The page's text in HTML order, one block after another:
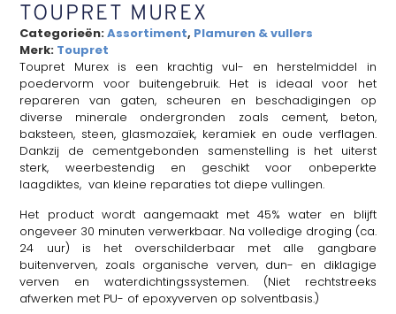
TOUPRET MUREX
Categorieën:Assortiment, Plamuren & vullers
Merk: Toupret
Toupret Murex is een krachtig vul- en herstelmiddel in
poedervorm voor buitengebruik. Het is ideaal voor het
repareren van gaten, scheuren en beschadigingen op
diverse minerale ondergronden zoals cement, beton,
baksteen, steen, glasmozaïek, keramiek en oude verflagen.
Dankzij de cementgebonden samenstelling is het uiterst
sterk, weerbestendig en geschikt voor onbeperkte
laagdiktes, van kleine reparaties tot diepe vullingen.
Het product wordt aangemaakt met 45% water en blijft
ongeveer 30 minuten verwerkbaar. Na volledige droging (ca.
24 uur) is het overschilderbaar met alle gangbare
buitenverven, zoals organische verven, dun- en diklagige
verven en waterdichtingssystemen. (Niet rechtstreeks
afwerken met PU- of epoxyverven op solventbasis.)